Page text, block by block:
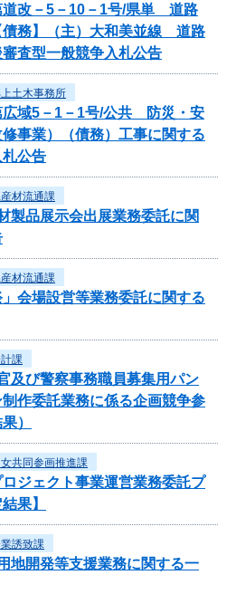
道改－5－10－1号/県単 道路
債務】（主）大和美並線 道路
査型一般競争入札公告
土木事務所
広域5－1－1号/公共 防災・安
事業）（債務）工事に関する
公告
材流通課
製品展示会出展業務委託に関
材流通課
」会場設営等業務委託に関する
課
及び警察事務職員募集用パン
作委託業務に係る企画競争参
）
共同参画推進課
ジェクト事業運営業務委託プ
果】
誘致課
地開発等支援業務に関する一